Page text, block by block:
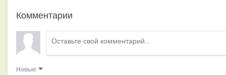
Комментарии
Новые